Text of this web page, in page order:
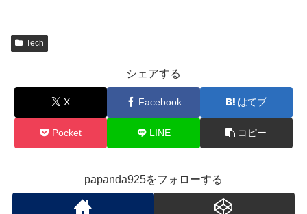
Tech
シェアする
X Facebook はてブ
Pocket LINE コピー
papanda925をフォローする